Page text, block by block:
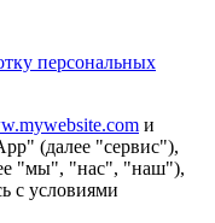
персональных
и
(далее "сервис"),
"мы", "нас", "наш"),
с условиями